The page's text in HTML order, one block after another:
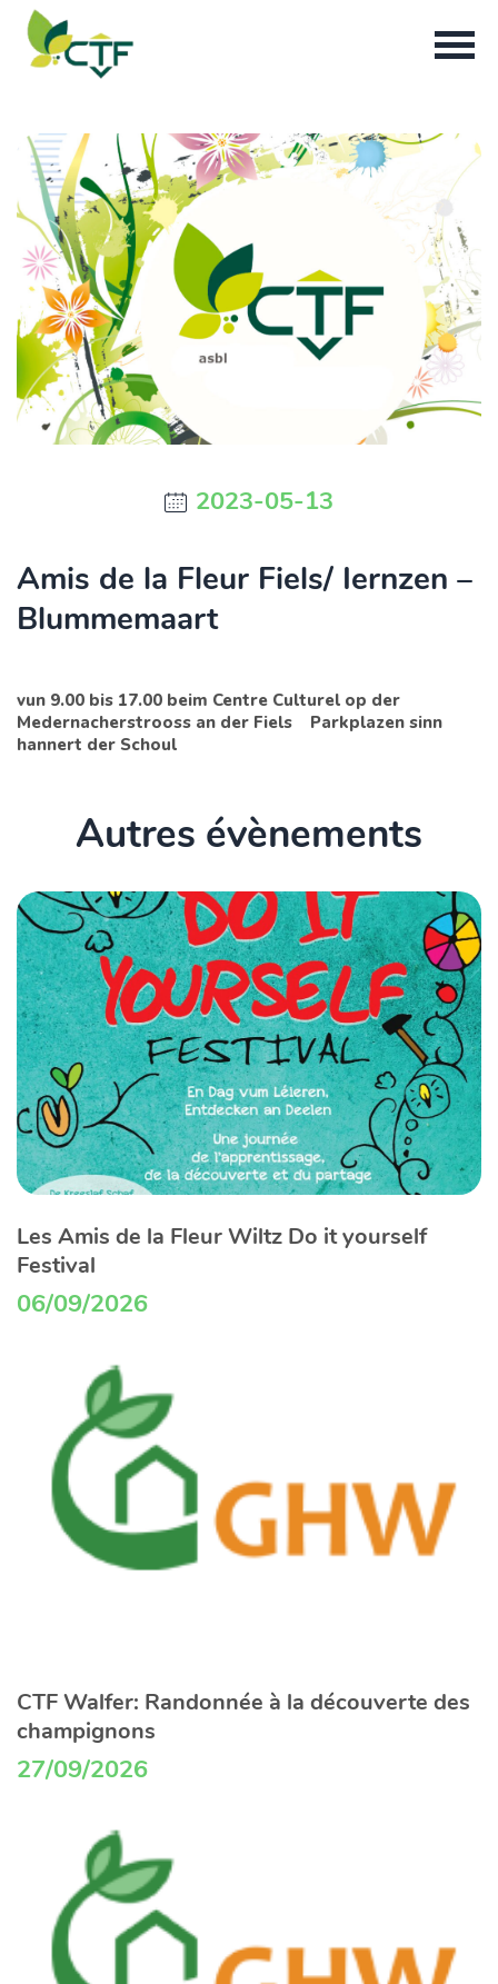
2023-05-13
Amis de la Fleur Fiels/ Iernzen –
Blummemaart
vun 9.00 bis 17.00 beim Centre Culturel op der
Medernacherstrooss an der Fiels Parkplazen sinn
hannert der Schoul
Autres évènements
Les Amis de la Fleur Wiltz Do it yourself
Festival
06/09/2026
CTF Walfer: Randonnée à la découverte des
champignons
27/09/2026